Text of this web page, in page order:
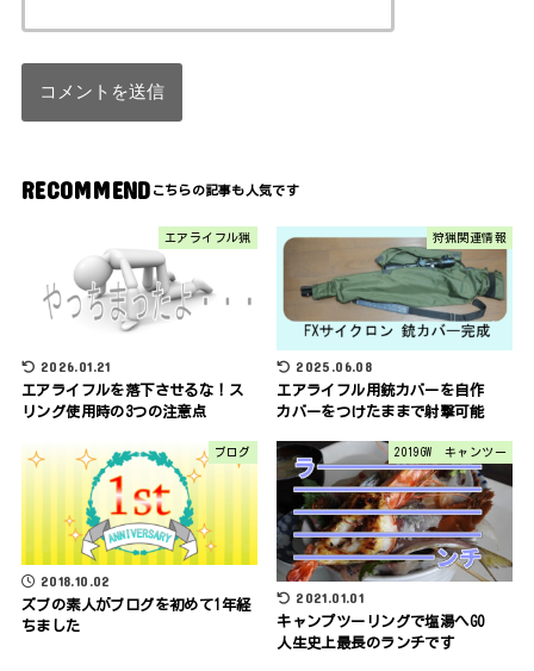
RECOMMEND
エアライフル猟
2026.01.21
エアライフルを落下させるな！ス
リング使用時の3つの注意点
狩猟関連情報
2025.06.08
エアライフル用銃カバーを自作
カバーをつけたままで射撃可能
ブログ
2018.10.02
ズブの素人がブログを初めて1年経
ちました
2019GW キャンツー
2021.01.01
キャンプツーリングで塩湯へGO
人生史上最長のランチです